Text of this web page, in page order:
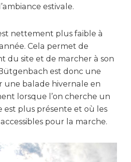
estivale.
nettement plus faible à
Cela permet de
du site et de marcher à son
est donc une
une balade hivernale en
lorsque l’on cherche un
est plus présente et où les
pour la marche.